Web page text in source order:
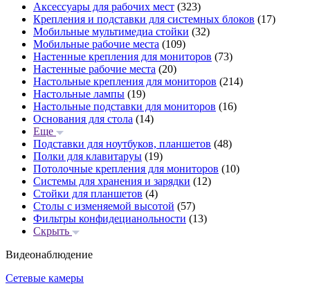
Аксессуары для рабочих мест (323)
Крепления и подставки для системных блоков (17)
Мобильные мультимедиа стойки (32)
Мобильные рабочие места (109)
Настенные крепления для мониторов (73)
Настенные рабочие места (20)
Настольные крепления для мониторов (214)
Настольные лампы (19)
Настольные подставки для мониторов (16)
Основания для стола (14)
Еще
Подставки для ноутбуков, планшетов (48)
Полки для клавитаруы (19)
Потолочные крепления для мониторов (10)
Системы для хранения и зарядки (12)
Стойки для планшетов (4)
Столы с изменяемой высотой (57)
Фильтры конфидецианольности (13)
Скрыть
Видеонаблюдение
Сетевые камеры